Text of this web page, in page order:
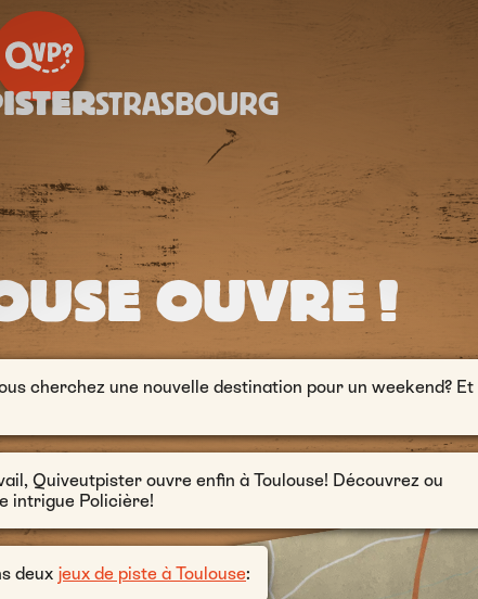
STRASBOURG
OUVRE !
cherchez une nouvelle destination pour un weekend? Et
Quiveutpister ouvre enfin à Toulouse! Découvrez ou
intrigue Policière!
deux jeux de piste à Toulouse: